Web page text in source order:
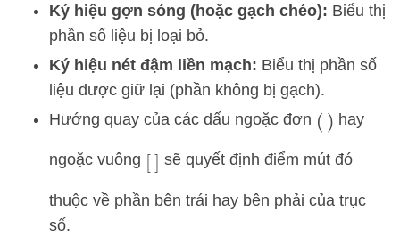
Ký hiệu gợn sóng (hoặc gạch chéo): Biểu thị
phần số liệu bị loại bỏ.
Ký hiệu nét đậm liền mạch: Biểu thị phần số
liệu được giữ lại (phần không bị gạch).
Hướng quay của các dấu ngoặc đơn ( hay
ngoặc vuông sẽ quyết định điểm mút đó
thuộc về phần bên trái hay bên phải của trục
số.